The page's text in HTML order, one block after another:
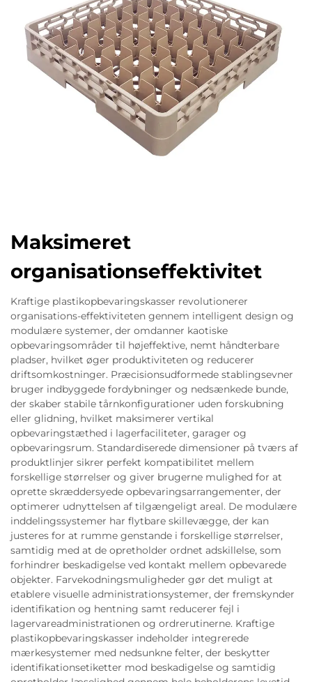
Maksimeret
organisationseffektivitet
Kraftige plastikopbevaringskasser revolutionerer
organisations-effektiviteten gennem intelligent design og
modulære systemer, der omdanner kaotiske
opbevaringsområder til højeffektive, nemt håndterbare
pladser, hvilket øger produktiviteten og reducerer
driftsomkostninger. Præcisionsudformede stablingsevner
bruger indbyggede fordybninger og nedsænkede bunde,
der skaber stabile tårnkonfigurationer uden forskubning
eller glidning, hvilket maksimerer vertikal
opbevaringstæthed i lagerfaciliteter, garager og
opbevaringsrum. Standardiserede dimensioner på tværs af
produktlinjer sikrer perfekt kompatibilitet mellem
forskellige størrelser og giver brugerne mulighed for at
oprette skræddersyede opbevaringsarrangementer, der
optimerer udnyttelsen af tilgængeligt areal. De modulære
inddelingssystemer har flytbare skillevægge, der kan
justeres for at rumme genstande i forskellige størrelser,
samtidig med at de opretholder ordnet adskillelse, som
forhindrer beskadigelse ved kontakt mellem opbevarede
objekter. Farvekodningsmuligheder gør det muligt at
etablere visuelle administrationsystemer, der fremskynder
identifikation og hentning samt reducerer fejl i
lagervareadministrationen og ordrerutinerne. Kraftige
plastikopbevaringskasser indeholder integrerede
mærkesystemer med nedsunkne felter, der beskytter
identifikationsetiketter mod beskadigelse og samtidig